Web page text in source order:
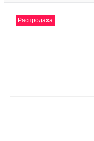
Распродажа